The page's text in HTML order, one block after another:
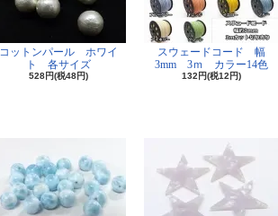
コットンパール ホワイ
ト 各サイズ
528円(税48円)
スウェードコード 幅
3mm 3ｍ カラー14色
132円(税12円)